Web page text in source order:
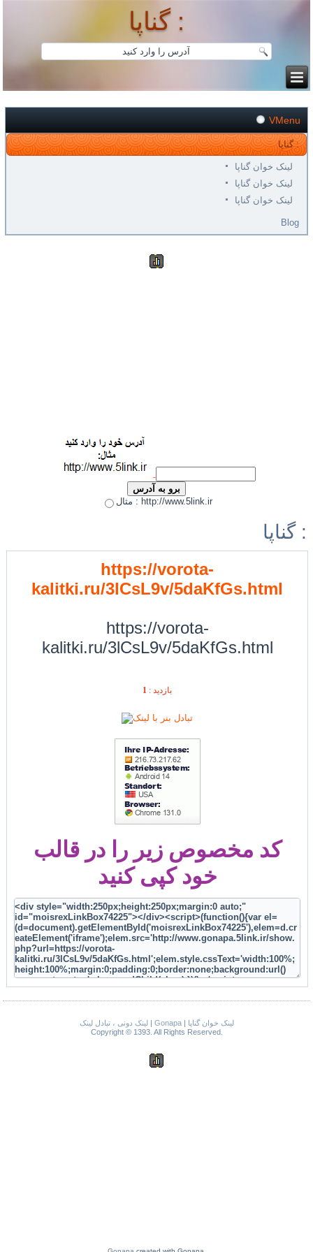
گناپا :
VMenu
گناپا :
لینک خوان گناپا
لینک خوان گناپا
لینک خوان گناپا
Blog
مثال : http://www.5link.ir
گناپا :
https://vorota-
kalitki.ru/3lCsL9v/5daKfGs.html
https://vorota-
kalitki.ru/3lCsL9v/5daKfGs.html
بازديد : 1
کد مخصوص زیر را در قالب
خود کپی کنید
لینک دونی ، تبادل لینک| Gonapa|
لینک خوان گناپا
Copyright © 1393. All Rights Reserved.